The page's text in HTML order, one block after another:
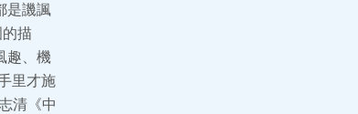
是譏諷
描
趣、機
里才施
清《中